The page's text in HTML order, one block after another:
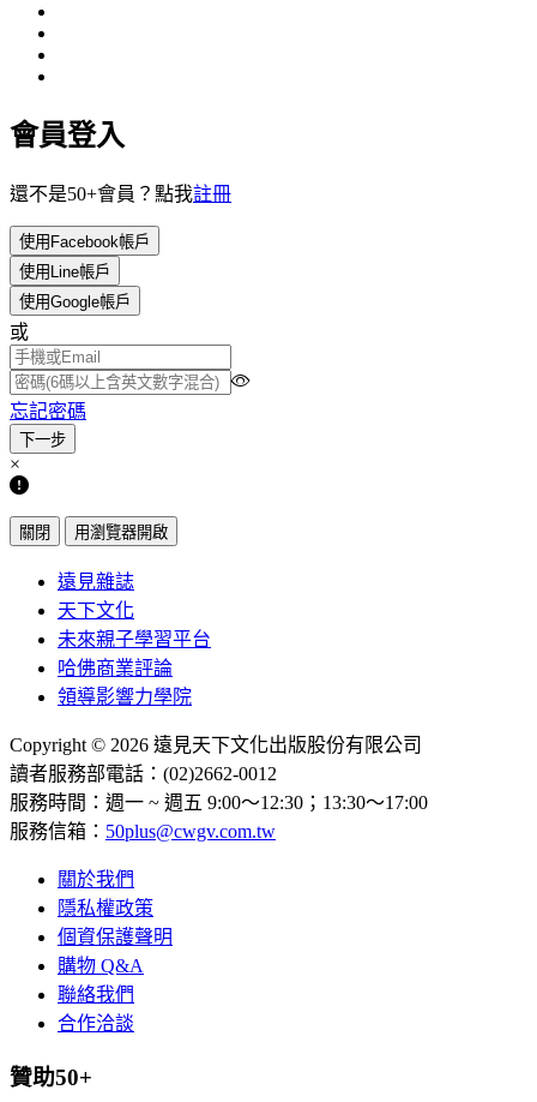
會員登入
還不是50+會員？點我註冊
使用Facebook帳戶
使用Line帳戶
使用Google帳戶
或
忘記密碼
×
關閉 用瀏覽器開啟
遠見雜誌
天下文化
未來親子學習平台
哈佛商業評論
領導影響力學院
Copyright © 2026 遠見天下文化出版股份有限公司
讀者服務部電話：(02)2662-0012
服務時間：週一 ~ 週五 9:00～12:30；13:30～17:00
服務信箱： 50plus@cwgv.com.tw
關於我們
隱私權政策
個資保護聲明
購物 Q&A
聯絡我們
合作洽談
贊助50+